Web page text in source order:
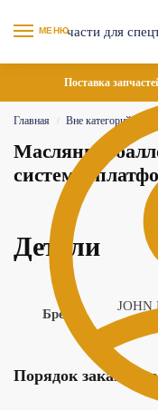
МЕНЮ
Поставка
Главная / Вне категорий
Масляный
системы
Детали
Бренд
JOHN
Порядок заказа